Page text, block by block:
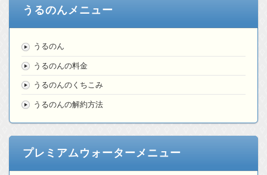
うるのんメニュー
うるのん
うるのんの料金
うるのんのくちこみ
うるのんの解約方法
プレミアムウォーターメニュー